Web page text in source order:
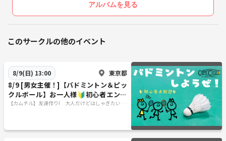
アルバムを見る
このサークルの他のイベント
8/9(日) 13:00 東京都
8/9 [男女主催！]【バドミントン＆ピッ
クルボール】お一人様🔰初心者エンジ
ョイ会🏸＠巣鴨【第1265回】
【カムチル】友達作り! 大人だけどはしゃぎたい ～